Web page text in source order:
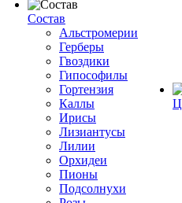
Состав
Альстромерии
Герберы
Гвоздики
Гипософилы
Гортензия
Каллы
Ирисы
Лизиантусы
Лилии
Орхидеи
Пионы
Подсолнухи